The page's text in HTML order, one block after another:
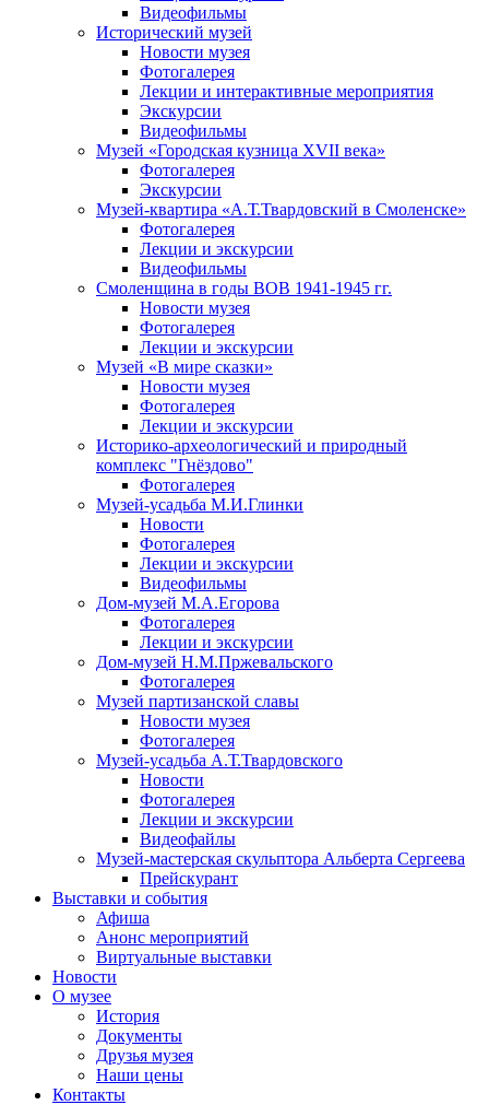
Видеофильмы
Исторический музей
Новости музея
Фотогалерея
Лекции и интерактивные мероприятия
Экскурсии
Видеофильмы
Музей «Городская кузница XVII века»
Фотогалерея
Экскурсии
Музей-квартира «А.Т.Твардовский в Смоленске»
Фотогалерея
Лекции и экскурсии
Видеофильмы
Смоленщина в годы ВОВ 1941-1945 гг.
Новости музея
Фотогалерея
Лекции и экскурсии
Музей «В мире сказки»
Новости музея
Фотогалерея
Лекции и экскурсии
Историко-археологический и природный
комплекс "Гнёздово"
Фотогалерея
Музей-усадьба М.И.Глинки
Новости
Фотогалерея
Лекции и экскурсии
Видеофильмы
Дом-музей М.А.Егорова
Фотогалерея
Лекции и экскурсии
Дом-музей Н.М.Пржевальского
Фотогалерея
Музей партизанской славы
Новости музея
Фотогалерея
Музей-усадьба А.Т.Твардовского
Новости
Фотогалерея
Лекции и экскурсии
Видеофайлы
Музей-мастерская скульптора Альберта Сергеева
Прейскурант
Выставки и события
Афиша
Анонс мероприятий
Виртуальные выставки
Новости
О музее
История
Документы
Друзья музея
Наши цены
Контакты